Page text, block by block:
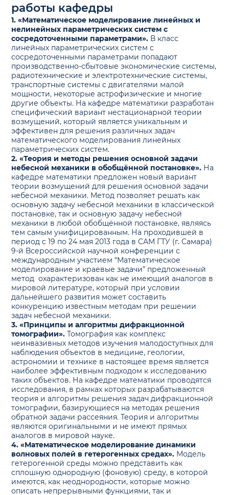
работы кафедры
1. «Математическое моделирование линейных и
нелинейных параметрических систем с
сосредоточенными параметрами». В класс
линейных параметрических систем с
сосредоточенными параметрами попадают
производственно-сбытовые экономические системы,
радиотехнические и электротехнические системы,
транспортные системы с двигателями малой
мощности, некоторые астрофизические и многие
другие объекты. На кафедре математики разработан
специфический вариант нестационарной теории
возмущений, который является уникальным и
эффективен для решения различных задач
математического моделирования линейных
параметрических систем.
2. «Теория и методы решения основной задачи
небесной механики в обобщённой постановке». На
кафедре математики предложен новый вариант
теории возмущений для решения основной задачи
небесной механики. Метод позволяет решать как
основную задачу небесной механики в классической
постановке, так и основную задачу небесной
механики в любой обобщённой постановке, являясь
тем самым унифицированным. На проходившей в
период с 19 по 24 мая 2013 года в САМ ГТУ (г. Самара)
9-й Всероссийской научной конференции с
международным участием “Математическое
моделирование и краевые задачи” предложенный
метод охарактеризован как не имеющий аналогов в
мировой литературе, который при условии
дальнейшего развития может составить
конкуренцию известным методам при решении
задач небесной механики.
3. «Принципы и алгоритмы дифракционной
томографии».Томография как комплекс
неинвазивных методов изучения малодоступных для
наблюдения объектов в медицине, геологии,
астрономии и технике в настоящее время является
наиболее эффективным подходом к исследованию
таких объектов. На кафедре математики проводятся
исследования, в рамках которых разрабатываются
теория и алгоритмы решения задач дифракционной
томографии, базирующиеся на методах решения
обратной задачи рассеяния. Теория и алгоритмы
являются оригинальными и не имеют прямых
аналогов в мировой науке.
4. «Математическое моделирование динамики
волновых полей в гетерогенных средах». Модель
гетерогенной среды можно представить как
сплошную однородную (фоновую) среду, в которой
имеются, как неоднородности, которые можно
описать непрерывными функциями, так и